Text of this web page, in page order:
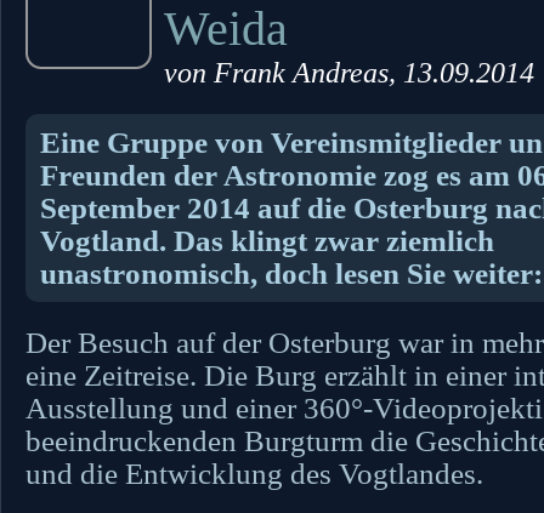
Weida
von Frank Andreas, 13.09.2014
Eine Gruppe von Vereinsmitglieder
Freunden der Astronomie zog es am
September 2014 auf die Osterburg
Vogtland. Das klingt zwar ziemlich
unastronomisch, doch lesen Sie weiter:
Der Besuch auf der Osterburg war in
eine Zeitreise. Die Burg erzählt in einer
Ausstellung und einer 360°-
beeindruckenden Burgturm die
und die Entwicklung des Vogtlandes.